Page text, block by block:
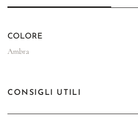
COLORE
Ambra
CONSIGLI UTILI